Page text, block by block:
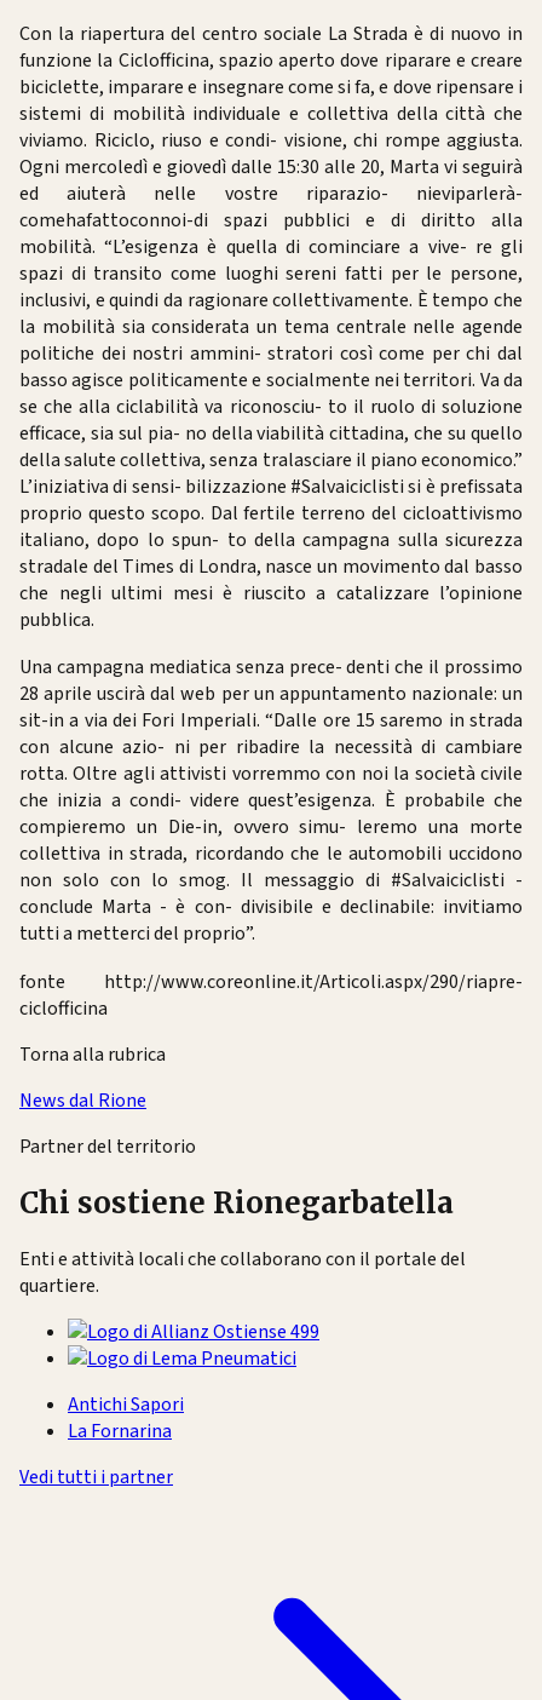
Con la riapertura del centro sociale La Strada è di nuovo in
funzione la Ciclofficina, spazio aperto dove riparare e creare
biciclette, imparare e insegnare come si fa, e dove ripensare i
sistemi di mobilità individuale e collettiva della città che
viviamo. Riciclo, riuso e condi- visione, chi rompe aggiusta.
Ogni mercoledì e giovedì dalle 15:30 alle 20, Marta vi seguirà
ed aiuterà nelle vostre riparazio- nieviparlerà-
comehafattoconnoi-di spazi pubblici e di diritto alla
mobilità. “L’esigenza è quella di cominciare a vive- re gli
spazi di transito come luoghi sereni fatti per le persone,
inclusivi, e quindi da ragionare collettivamente. È tempo che
la mobilità sia considerata un tema centrale nelle agende
politiche dei nostri ammini- stratori così come per chi dal
basso agisce politicamente e socialmente nei territori. Va da
se che alla ciclabilità va riconosciu- to il ruolo di soluzione
efficace, sia sul pia- no della viabilità cittadina, che su quello
della salute collettiva, senza tralasciare il piano economico.”
L’iniziativa di sensi- bilizzazione #Salvaiciclisti si è prefissata
proprio questo scopo. Dal fertile terreno del cicloattivismo
italiano, dopo lo spun- to della campagna sulla sicurezza
stradale del Times di Londra, nasce un movimento dal basso
che negli ultimi mesi è riuscito a catalizzare l’opinione
pubblica.
Una campagna mediatica senza prece- denti che il prossimo
28 aprile uscirà dal web per un appuntamento nazionale: un
sit-in a via dei Fori Imperiali. “Dalle ore 15 saremo in strada
con alcune azio- ni per ribadire la necessità di cambiare
rotta. Oltre agli attivisti vorremmo con noi la società civile
che inizia a condi- videre quest’esigenza. È probabile che
compieremo un Die-in, ovvero simu- leremo una morte
collettiva in strada, ricordando che le automobili uccidono
non solo con lo smog. Il messaggio di #Salvaiciclisti -
conclude Marta - è con- divisibile e declinabile: invitiamo
tutti a metterci del proprio”.
fonte http://www.coreonline.it/Articoli.aspx/290/riapre-
ciclofficina
Torna alla rubrica
News dal Rione
Partner del territorio
Chi sostiene Rionegarbatella
Enti e attività locali che collaborano con il portale del
quartiere.
Antichi Sapori
La Fornarina
Vedi tutti i partner